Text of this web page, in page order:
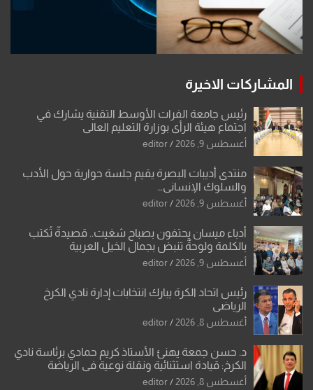
المشاركات الاخيرة
رئيس جامعة الفرات الأوسط التقنية يشارك في
اجتماع هيئة الرأي بوزارة التعليم العالي
أغسطس 9, 2026 editor
منتدى أديبات البصرة يقيم جلسة حوارية حول الأدب
والسلوك الإنساني…
أغسطس 9, 2026 editor
أدباء ميسان يحتفون بصباح شغيت.. قصيدةٌ تُكتب
بالكلمة ولوحةٌ تنبض بجمال الخيل العربية
أغسطس 9, 2026 editor
رئيس اتحاد الكرة يبارك انتخابات إدارة نادي الكرخ
الرياضي
أغسطس 8, 2026 editor
د. حسن جمعة يهنئ الأستاذ كريم حمادي برئاسة نادي
الكرخ: قيادة استثنائية ونقلة نوعية في الرياضة
العراقية
أغسطس 8, 2026 editor